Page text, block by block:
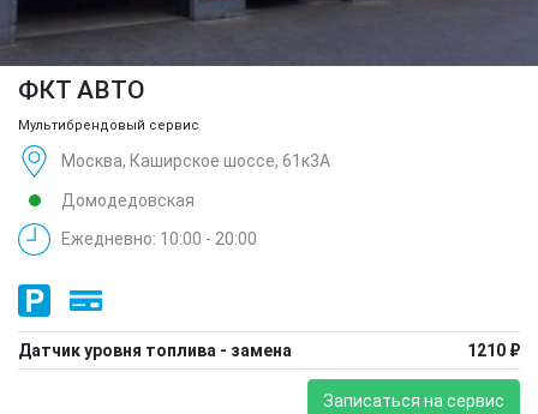
ФКТ АВТО
Мультибрендовый сервис
Москва, Каширское шоссе, 61к3А
Домодедовская
Ежедневно: 10:00 - 20:00
Датчик уровня топлива - замена 1210 ₽
Записаться на сервис